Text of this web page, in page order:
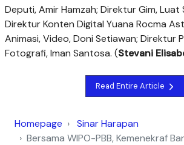
Deputi, Amir Hamzah; Direktur Gim, Luat
Direktur Konten Digital Yuana Rocma
Animasi, Video, Doni Setiawan; Direktur
Fotografi, Iman Santosa. (Stevani
Read Entire Article
Homepage
Sinar Harapan
Bersama WIPO-PBB, Kemenekraf